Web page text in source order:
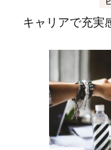
キャリアで充実